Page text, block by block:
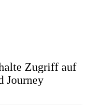
Zugriff auf
Journey